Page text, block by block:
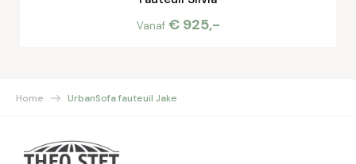
Vanaf € 925,-
Home UrbanSofa fauteuil Jake